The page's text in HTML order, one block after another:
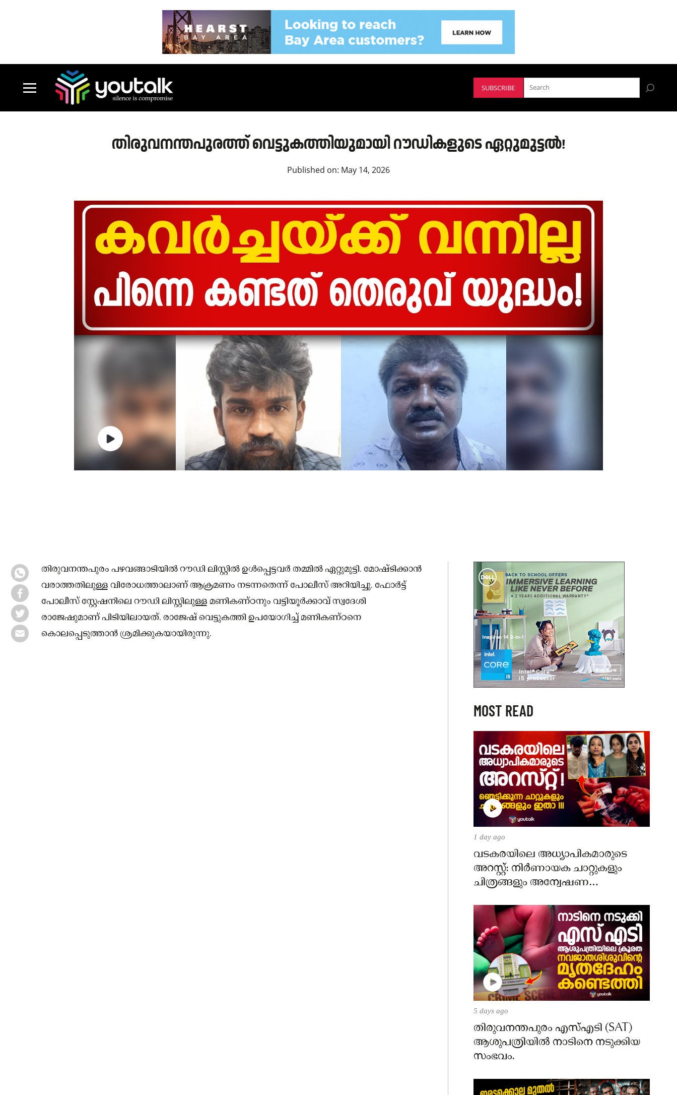
SUBSCRIBE
തിരുവനന്തപുരത്ത് വെട്ടുകത്തിയുമായി റൗഡികളുടെ ഏറ്റുമുട്ടൽ!
Published on: May 14, 2026
തിരുവനന്തപുരം പഴവങ്ങാടിയിൽ റൗഡി ലിസ്റ്റിൽ ഉൾപ്പെട്ടവർ തമ്മിൽ ഏറ്റുമുട്ടി. മോഷ്ടിക്കാൻ
വരാത്തതിലുള്ള വിരോധത്താലാണ് ആക്രമണം നടന്നതെന്ന് പോലീസ് അറിയിച്ചു. ഫോർട്ട്
പോലീസ് സ്റ്റേഷനിലെ റൗഡി ലിസ്റ്റിലുള്ള മണികണ്ഠനും വട്ടിയൂർക്കാവ് സ്വദേശി
രാജേഷുമാണ് പിടിയിലായത്. രാജേഷ് വെട്ടുകത്തി ഉപയോഗിച്ച് മണികണ്ഠനെ
കൊലപ്പെടുത്താൻ ശ്രമിക്കുകയായിരുന്നു.
MOST READ
1 day ago
വടകരയിലെ അധ്യാപികമാരുടെ
അറസ്റ്റ്: നിർണായക ചാറ്റുകളും
ചിത്രങ്ങളും അന്വേഷണ
5 days ago
തിരുവനന്തപുരം എസ്എടി (SAT)
ആശുപത്രിയിൽ നാടിനെ നടുക്കിയ
സംഭവം.